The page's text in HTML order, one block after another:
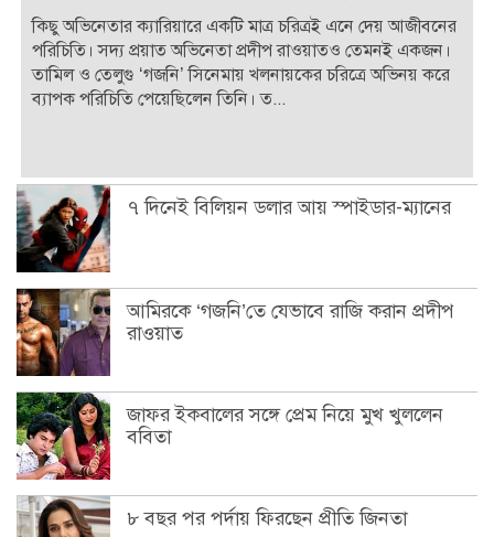
কিছু অভিনেতার ক্যারিয়ারে একটি মাত্র চরিত্রই এনে দেয় আজীবনের
পরিচিতি। সদ্য প্রয়াত অভিনেতা প্রদীপ রাওয়াতও তেমনই একজন।
তামিল ও তেলুগু ‘গজনি’ সিনেমায় খলনায়কের চরিত্রে অভিনয় করে
ব্যাপক পরিচিতি পেয়েছিলেন তিনি। ত...
৭ দিনেই বিলিয়ন ডলার আয় স্পাইডার-ম্যানের
আমিরকে ‘গজনি’তে যেভাবে রাজি করান প্রদীপ
রাওয়াত
জাফর ইকবালের সঙ্গে প্রেম নিয়ে মুখ খুললেন
ববিতা
৮ বছর পর পর্দায় ফিরছেন প্রীতি জিনতা